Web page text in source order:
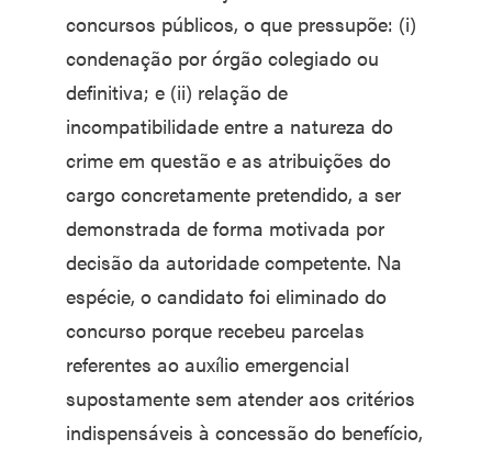
concursos públicos, o que pressupõe: (i)
condenação por órgão colegiado ou
definitiva; e (ii) relação de
incompatibilidade entre a natureza do
crime em questão e as atribuições do
cargo concretamente pretendido, a ser
demonstrada de forma motivada por
decisão da autoridade competente. Na
espécie, o candidato foi eliminado do
concurso porque recebeu parcelas
referentes ao auxílio emergencial
supostamente sem atender aos critérios
indispensáveis à concessão do benefício,